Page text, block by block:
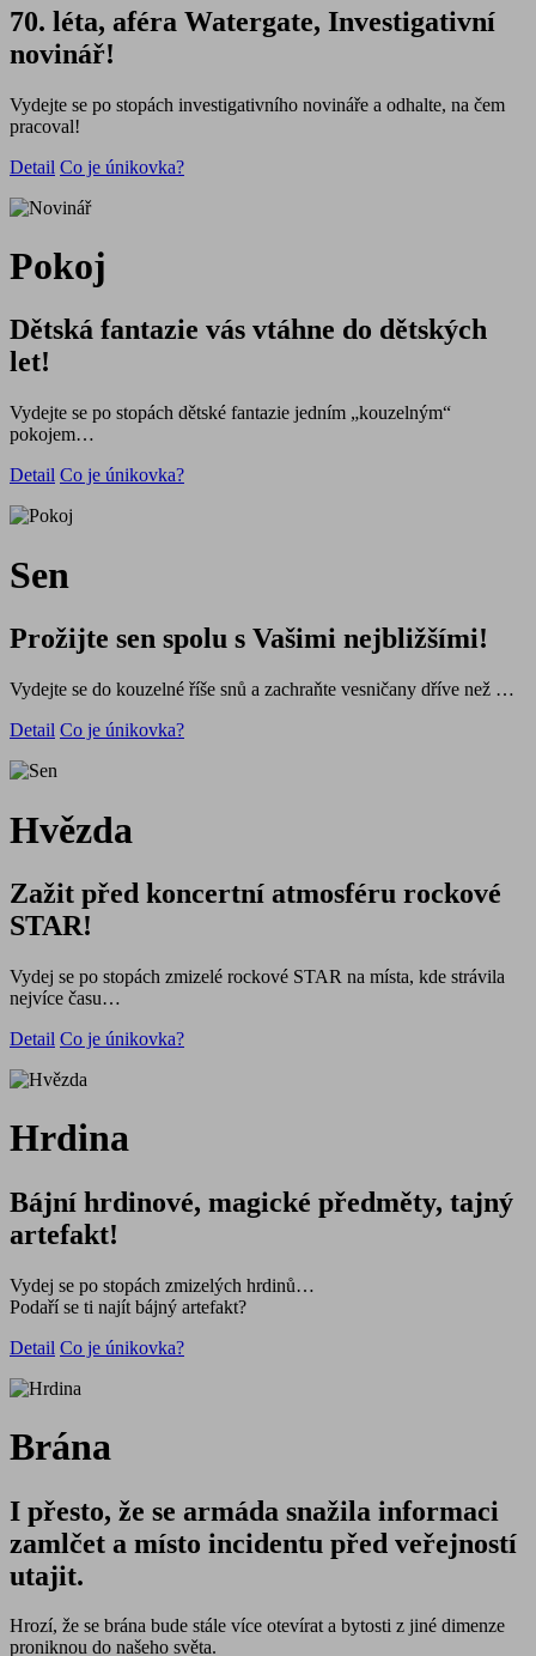
70. léta, aféra Watergate, Investigativní
novinář!
Vydejte se po stopách investigativního novináře a odhalte, na čem
pracoval!
Detail Co je únikovka?
Pokoj
Dětská fantazie vás vtáhne do dětských
let!
Vydejte se po stopách dětské fantazie jedním „kouzelným“
pokojem…
Detail Co je únikovka?
Sen
Prožijte sen spolu s Vašimi nejbližšími!
Vydejte se do kouzelné říše snů a zachraňte vesničany dříve než …
Detail Co je únikovka?
Hvězda
Zažit před koncertní atmosféru rockové
STAR!
Vydej se po stopách zmizelé rockové STAR na místa, kde strávila
nejvíce času…
Detail Co je únikovka?
Hrdina
Bájní hrdinové, magické předměty, tajný
artefakt!
Vydej se po stopách zmizelých hrdinů…
Podaří se ti najít bájný artefakt?
Detail Co je únikovka?
Brána
I přesto, že se armáda snažila informaci
zamlčet a místo incidentu před veřejností
utajit.
Hrozí, že se brána bude stále více otevírat a bytosti z jiné dimenze
proniknou do našeho světa.